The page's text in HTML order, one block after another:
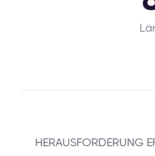
HERAUSFORDERUNG